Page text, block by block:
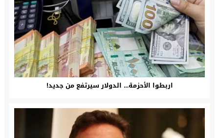
اربطوا الأحزمة… الدولار سيرتفع من جديد!